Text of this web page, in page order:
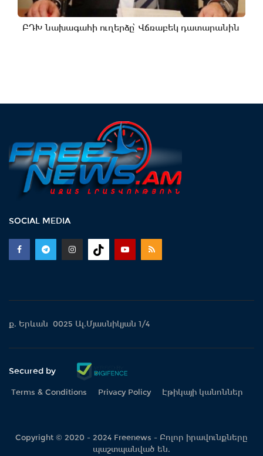
ԲԴԽ նախագահի ուղերձը՝ Վճռաբեկ դատարանին
SOCIAL MEDIA
ք. Երևան 0025 Ալ.Մյասնիկյան 1/4
Secured by
Terms & Conditions Privacy Policy Էթիկայի կանոններ
Copyright © 2020 - 2024 Freenews - Բոլոր իրավունքները
պաշտպանված են.